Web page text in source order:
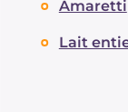
Amaretti
Lait